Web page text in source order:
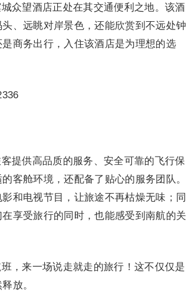
众望酒店正处在其交通便利之地。该酒
、远眺对岸景色，还能欣赏到不远处钟
商务出行，入住该酒店是为理想的选
提供高品质的服务、安全可靠的飞行保
客舱环境，还配备了贴心的服务团队。
和电视节目，让旅途不再枯燥无味；同
享受旅行的同时，也能感受到南航的关
，来一场说走就走的旅行！这不仅仅是
放。